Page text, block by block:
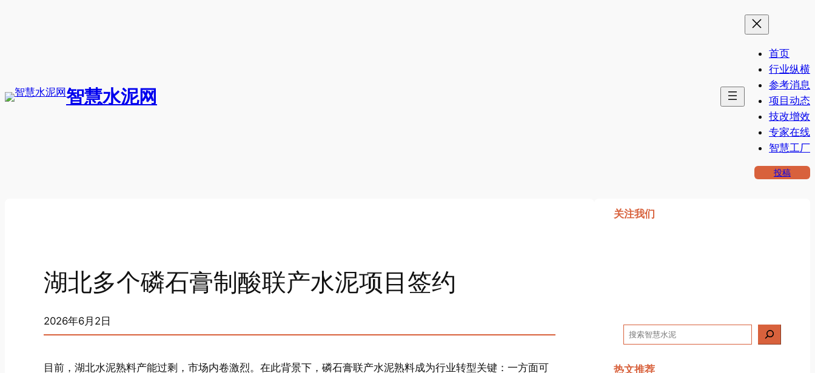
智慧水泥网
首页
行业纵横
参考消息
项目动态
技改增效
专家在线
智慧工厂
投稿
湖北多个磷石膏制酸联产水泥项目签约
2026年6月2日
目前，湖北水泥熟料产能过剩，市场内卷激烈。在此背景下，磷石膏联产水泥熟料成为行业转型关键：一方面可
关注我们
搜
索
热文推荐